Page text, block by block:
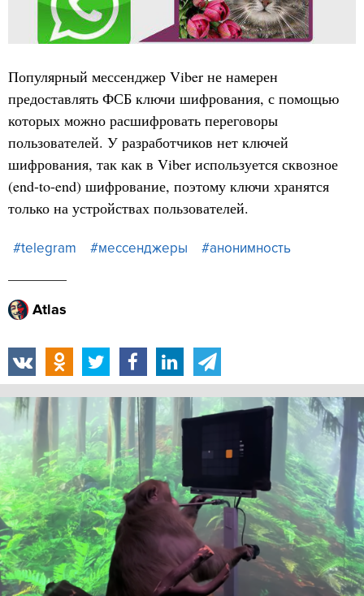
Популярный мессенджер Viber не намерен
предоставлять ФСБ ключи шифрования, с помощью
которых можно расшифровать переговоры
пользователей. У разработчиков нет ключей
шифрования, так как в Viber используется сквозное
(end-to-end) шифрование, поэтому ключи хранятся
только на устройствах пользователей.
#telegram #мессенджеры #анонимность
Atlas